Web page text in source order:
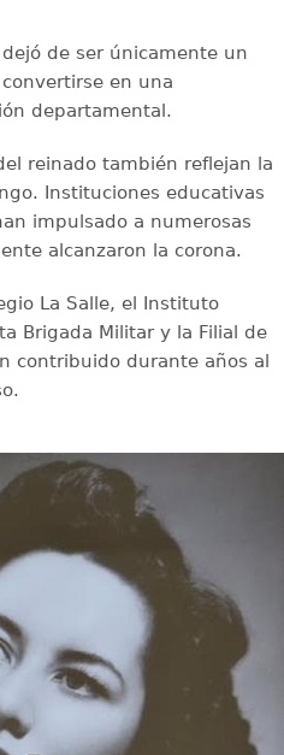
de ser únicamente un
en una
departamental.
reinado también reflejan la
Instituciones educativas
impulsado a numerosas
alcanzaron la corona.
La Salle, el Instituto
Brigada Militar y la Filial de
contribuido durante años al